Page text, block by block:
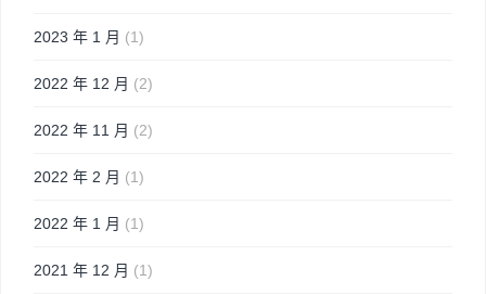
2023 年 1 月 (1)
2022 年 12 月 (2)
2022 年 11 月 (2)
2022 年 2 月 (1)
2022 年 1 月 (1)
2021 年 12 月 (1)